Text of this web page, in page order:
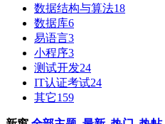
数据结构与算法18
数据库6
易语言3
小程序3
测试开发24
IT认证考试24
其它159